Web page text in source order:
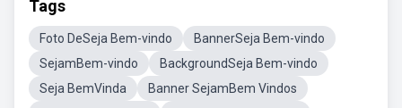
Tags
Foto DeSeja Bem-vindo
BannerSeja Bem-vindo
SejamBem-vindo
BackgroundSeja Bem-vindo
Seja BemVinda
Banner SejamBem Vindos